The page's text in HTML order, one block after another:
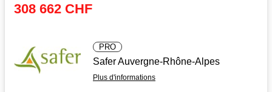
308 662 CHF
PRO
Safer Auvergne-Rhône-Alpes
Plus d'informations